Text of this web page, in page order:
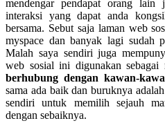
mendengar pendapat orang
interaksi yang dapat anda
bersama. Sebut saja laman web
myspace dan banyak lagi sudah
Malah saya sendiri juga
web sosial ini digunakan sebagai
berhubung dengan kawan-
sama ada baik dan buruknya
sendiri untuk memilih sejauh
dengan sebaiknya.